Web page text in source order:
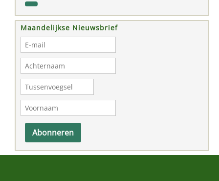
Maandelijkse Nieuwsbrief
Abonneren